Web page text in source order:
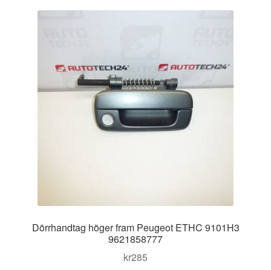
Dörrhandtag höger fram Peugeot ETHC 9101H3
9621858777
kr285